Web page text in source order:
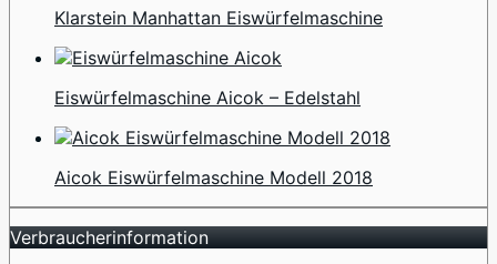
Klarstein Manhattan Eiswürfelmaschine
Eiswürfelmaschine Aicok – Edelstahl
Aicok Eiswürfelmaschine Modell 2018
Verbraucherinformation